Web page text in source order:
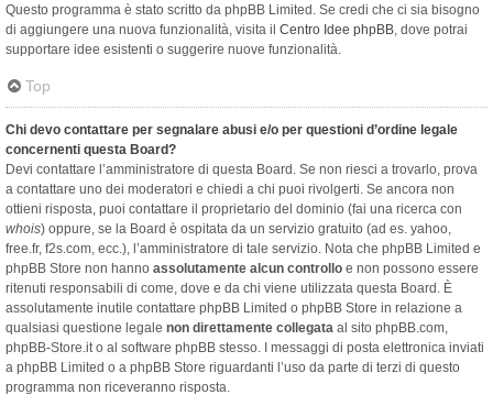
Questo programma è stato scritto da phpBB Limited. Se credi che ci sia bisogno
di aggiungere una nuova funzionalità, visita il Centro Idee phpBB, dove potrai
supportare idee esistenti o suggerire nuove funzionalità.
Top
Chi devo contattare per segnalare abusi e/o per questioni d’ordine legale
concernenti questa Board?
Devi contattare l’amministratore di questa Board. Se non riesci a trovarlo, prova
a contattare uno dei moderatori e chiedi a chi puoi rivolgerti. Se ancora non
ottieni risposta, puoi contattare il proprietario del dominio (fai una ricerca con
whois) oppure, se la Board è ospitata da un servizio gratuito (ad es. yahoo,
free.fr, f2s.com, ecc.), l’amministratore di tale servizio. Nota che phpBB Limited e
phpBB Store non hanno assolutamente alcun controllo e non possono essere
ritenuti responsabili di come, dove e da chi viene utilizzata questa Board. È
assolutamente inutile contattare phpBB Limited o phpBB Store in relazione a
qualsiasi questione legale non direttamente collegata al sito phpBB.com,
phpBB-Store.it o al software phpBB stesso. I messaggi di posta elettronica inviati
a phpBB Limited o a phpBB Store riguardanti l’uso da parte di terzi di questo
programma non riceveranno risposta.